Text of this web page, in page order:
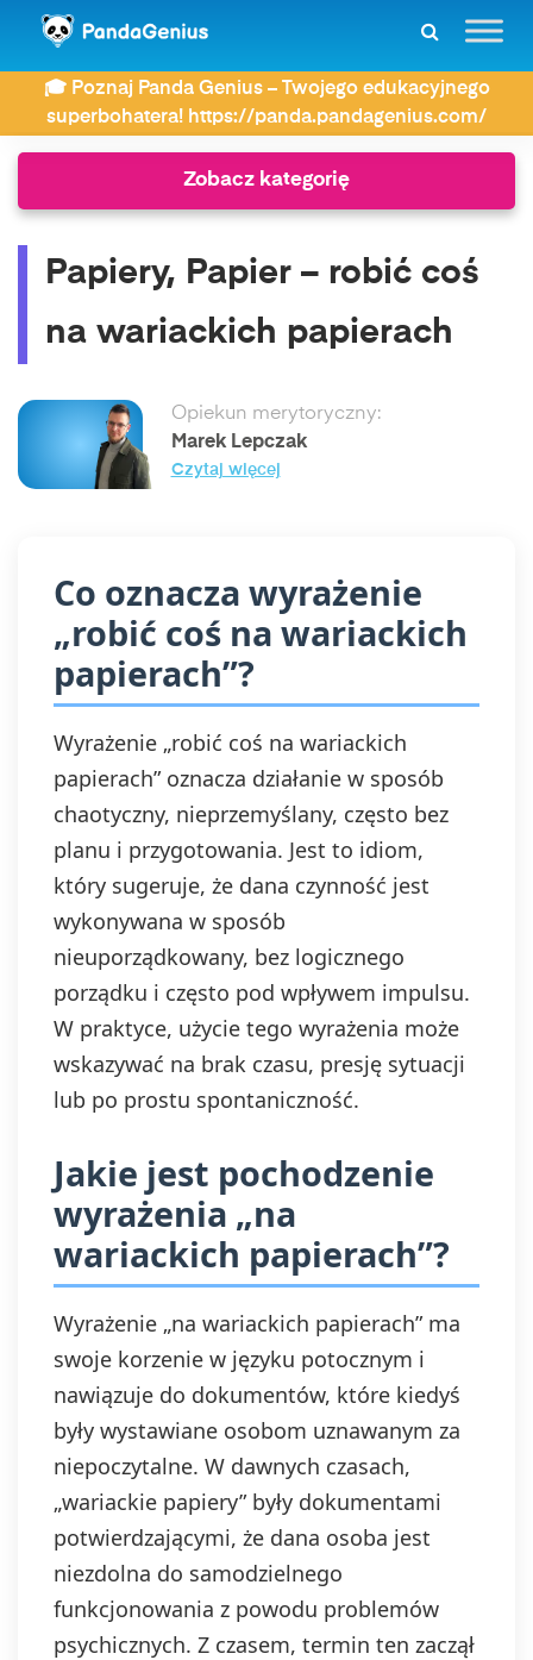
🎓 Poznaj Panda Genius – Twojego edukacyjnego
superbohatera! https://panda.pandagenius.com/
ZDAY Słownik związków frazeologicznych
Papiery, Papier – robić coś na wariackich papierach
Zobacz kategorię
Papiery, Papier – robić coś
na wariackich papierach
Opiekun merytoryczny:
Marek Lepczak
Czytaj więcej
Co oznacza wyrażenie
„robić coś na wariackich
papierach”?
Wyrażenie „robić coś na wariackich
papierach” oznacza działanie w sposób
chaotyczny, nieprzemyślany, często bez
planu i przygotowania. Jest to idiom,
który sugeruje, że dana czynność jest
wykonywana w sposób
nieuporządkowany, bez logicznego
porządku i często pod wpływem impulsu.
W praktyce, użycie tego wyrażenia może
wskazywać na brak czasu, presję sytuacji
lub po prostu spontaniczność.
Jakie jest pochodzenie
wyrażenia „na
wariackich papierach”?
Wyrażenie „na wariackich papierach” ma
swoje korzenie w języku potocznym i
nawiązuje do dokumentów, które kiedyś
były wystawiane osobom uznawanym za
niepoczytalne. W dawnych czasach,
„wariackie papiery” były dokumentami
potwierdzającymi, że dana osoba jest
niezdolna do samodzielnego
funkcjonowania z powodu problemów
psychicznych. Z czasem, termin ten zaczął